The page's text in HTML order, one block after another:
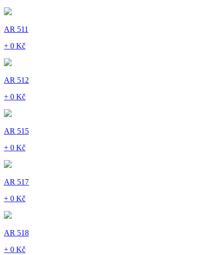
AR 511
+ 0 Kč
AR 512
+ 0 Kč
AR 515
+ 0 Kč
AR 517
+ 0 Kč
AR 518
+ 0 Kč